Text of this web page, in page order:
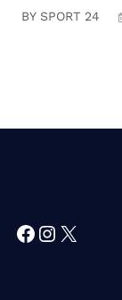
BY SPORT 24
Facebook
X